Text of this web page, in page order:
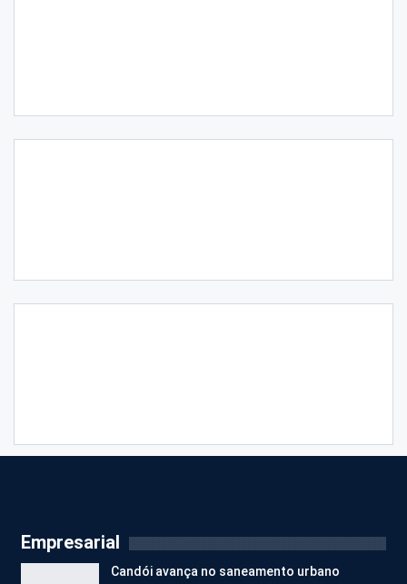
Empresarial
Candói avança no saneamento urbano